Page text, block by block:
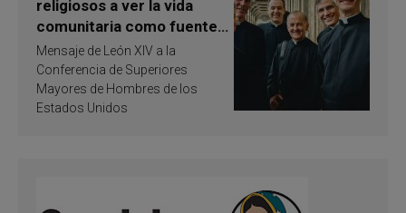
religiosos a ver la vida
comunitaria como fuente
de inspiración y
santificación
Mensaje de León XIV a la
Conferencia de Superiores
Mayores de Hombres de los
Estados Unidos